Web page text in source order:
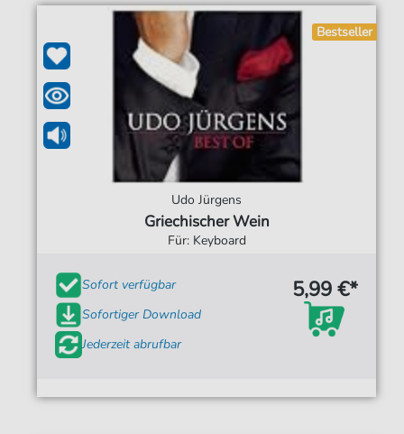
Bestseller
Udo Jürgens
Griechischer Wein
Für: Keyboard
Sofort verfügbar
Sofortiger Download
Jederzeit abrufbar
5,99 €*